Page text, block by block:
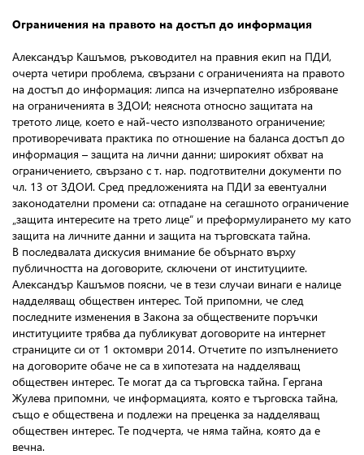
Ограничения на правото на достъп до информация
Александър Кашъмов, ръководител на правния екип на ПДИ,
очерта четири проблема, свързани с ограниченията на правото
на достъп до информация: липса на изчерпателно изброяване
на ограниченията в ЗДОИ; неяснота относно защитата на
третото лице, което е най-често използваното ограничение;
противоречивата практика по отношение на баланса достъп до
информация – защита на лични данни; широкият обхват на
ограничението, свързано с т. нар. подготвителни документи по
чл. 13 от ЗДОИ. Сред предложенията на ПДИ за евентуални
законодателни промени са: отпадане на сегашното ограничение
„защита интересите на трето лице“ и преформулирането му като
защита на личните данни и защита на търговската тайна.
В последвалата дискусия внимание бе обърнато върху
публичността на договорите, сключени от институциите.
Александър Кашъмов поясни, че в тези случаи винаги е налице
надделяващ обществен интерес. Той припомни, че след
последните изменения в Закона за обществените поръчки
институциите трябва да публикуват договорите на интернет
страниците си от 1 октомври 2014. Отчетите по изпълнението
на договорите обаче не са в хипотезата на надделяващ
обществен интерес. Те могат да са търговска тайна. Гергана
Жулева припомни, че информацията, която е търговска тайна,
също е обществена и подлежи на преценка за надделяващ
обществен интерес. Те подчерта, че няма тайна, която да е
вечна.